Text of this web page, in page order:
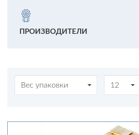
ПРОИЗВОДИТЕЛИ
Вес упаковки 12